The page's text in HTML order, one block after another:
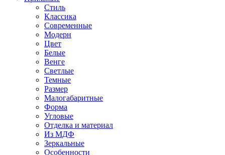
Стиль
Классика
Современные
Модерн
Цвет
Белые
Венге
Светлые
Темные
Размер
Малогабаритные
Форма
Угловые
Отделка и материал
Из МДФ
Зеркальные
Особенности